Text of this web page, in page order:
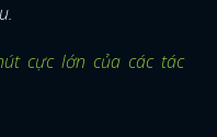
cực lớn của các tác